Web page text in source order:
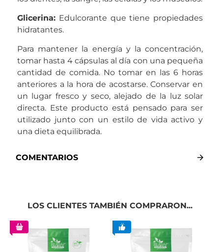
Glicerina: Edulcorante que tiene propiedades
hidratantes.
Para mantener la energía y la concentración,
tomar hasta 4 cápsulas al día con una pequeña
cantidad de comida. No tomar en las 6 horas
anteriores a la hora de acostarse. Conservar en
un lugar fresco y seco, alejado de la luz solar
directa. Este producto está pensado para ser
utilizado junto con un estilo de vida activo y
una dieta equilibrada.
COMENTARIOS
LOS CLIENTES TAMBIÉN COMPRARON...